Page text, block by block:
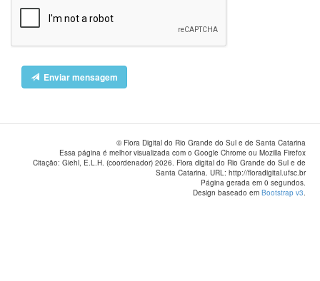
Enviar mensagem
© Flora Digital do Rio Grande do Sul e de Santa Catarina
Essa página é melhor visualizada com o Google Chrome ou Mozilla Firefox
Citação: Giehl, E.L.H. (coordenador) 2026. Flora digital do Rio Grande do Sul e de
Santa Catarina. URL: http://floradigital.ufsc.br
Página gerada em 0 segundos.
Design baseado em Bootstrap v3.